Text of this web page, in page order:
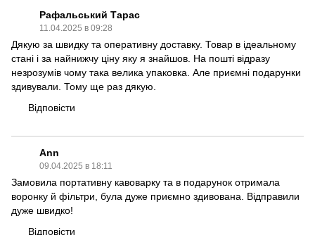
Рафальський Тарас
11.04.2025 в 09:28
Дякую за швидку та оперативну доставку. Товар в ідеальному
стані і за найнижчу ціну яку я знайшов. На пошті відразу
незрозумів чому така велика упаковка. Але приємні подарунки
здивували. Тому ще раз дякую.
Відповісти
Ann
09.04.2025 в 18:11
Замовила портативну кавоварку та в подарунок отримала
воронку й фільтри, була дуже приємно здивована. Відправили
дуже швидко!
Відповісти